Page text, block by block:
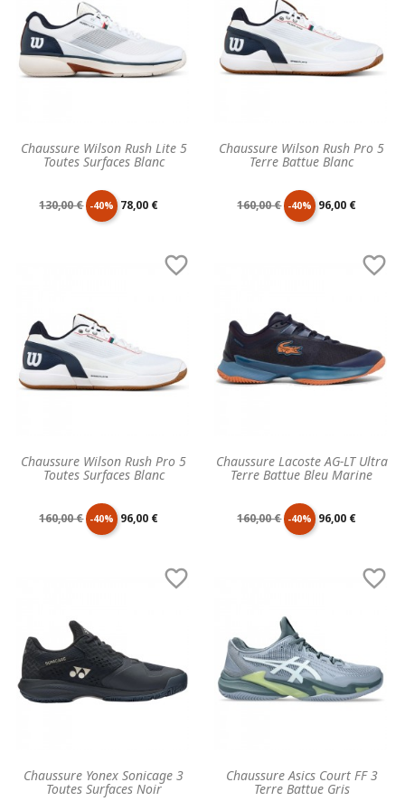
Chaussure Wilson Rush Lite 5
Toutes Surfaces Blanc
Prix
130,00 € -40% Prix
78,00 €
Chaussure Wilson Rush Pro 5
Terre Battue Blanc
Prix
160,00 € -40% Prix
96,00 €
Chaussure Wilson Rush Pro 5
Toutes Surfaces Blanc

Prix
160,00 € -40% Prix
96,00 €
Chaussure Lacoste AG-LT Ultra
Terre Battue Bleu Marine

Prix
160,00 € -40% Prix
96,00 €
Chaussure Yonex Sonicage 3
Toutes Surfaces Noir

Chaussure Asics Court FF 3
Terre Battue Gris
